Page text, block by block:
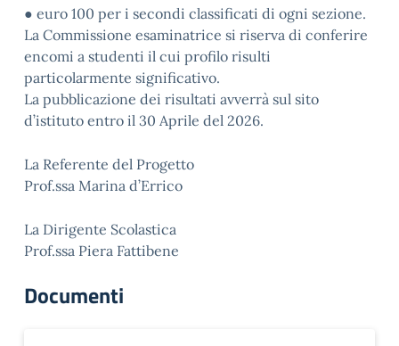
● euro 100 per i secondi classificati di ogni sezione.
La Commissione esaminatrice si riserva di conferire
encomi a studenti il cui profilo risulti
particolarmente significativo.
La pubblicazione dei risultati avverrà sul sito
d’istituto entro il 30 Aprile del 2026.
La Referente del Progetto
Prof.ssa Marina d’Errico
La Dirigente Scolastica
Prof.ssa Piera Fattibene
Documenti